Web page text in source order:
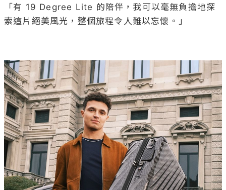
「有 19 Degree Lite 的陪伴，我可以毫無負擔地探
索這片絕美風光，整個旅程令人難以忘懷。」